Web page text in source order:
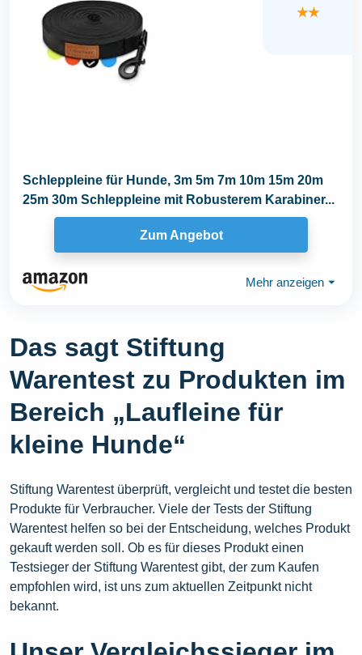
★★
Schleppleine für Hunde, 3m 5m 7m 10m 15m 20m
25m 30m Schleppleine mit Robusterem Karabiner...
Zum Angebot
Mehr anzeigen ⏷
Das sagt Stiftung
Warentest zu Produkten im
Bereich „Laufleine für
kleine Hunde“
Stiftung Warentest überprüft, vergleicht und testet die besten
Produkte für Verbraucher. Viele der Tests der Stiftung
Warentest helfen so bei der Entscheidung, welches Produkt
gekauft werden soll. Ob es für dieses Produkt einen
Testsieger der Stiftung Warentest gibt, der zum Kaufen
empfohlen wird, ist uns zum aktuellen Zeitpunkt nicht
bekannt.